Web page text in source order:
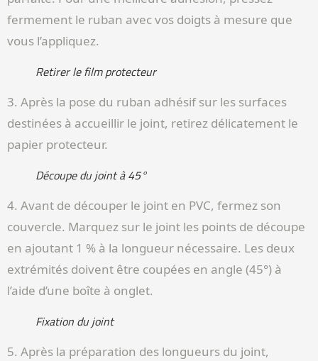
fermement le ruban avec vos doigts à mesure que
vous l’appliquez.
Retirer le film protecteur
3. Après la pose du ruban adhésif sur les surfaces
destinées à accueillir le joint, retirez délicatement le
papier protecteur.
Découpe du joint à 45°
4. Avant de découper le joint en PVC, fermez son
couvercle. Marquez sur le joint les points de découpe
en ajoutant 1 % à la longueur nécessaire. Les deux
extrémités doivent être coupées en angle (45°) à
l’aide d’une boîte à onglet.
Fixation du joint
5. Après la préparation des longueurs du joint,